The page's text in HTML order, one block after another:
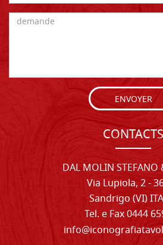
ENVOYER
CONTACTS
DAL MOLIN STEFANO
Via Lupiola, 2 -
Sandrigo (VI)
Tel. e Fax 0444